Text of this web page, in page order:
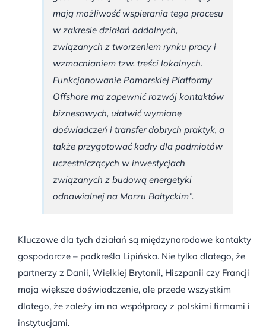
mają możliwość wspierania tego procesu
w zakresie działań oddolnych,
związanych z tworzeniem rynku pracy i
wzmacnianiem tzw. treści lokalnych.
Funkcjonowanie Pomorskiej Platformy
Offshore ma zapewnić rozwój kontaktów
biznesowych, ułatwić wymianę
doświadczeń i transfer dobrych praktyk, a
także przygotować kadry dla podmiotów
uczestniczących w inwestycjach
związanych z budową energetyki
odnawialnej na Morzu Bałtyckim”.
Kluczowe dla tych działań są międzynarodowe kontakty
gospodarcze – podkreśla Lipińska. Nie tylko dlatego, że
partnerzy z Danii, Wielkiej Brytanii, Hiszpanii czy Francji
mają większe doświadczenie, ale przede wszystkim
dlatego, że zależy im na współpracy z polskimi firmami i
instytucjami.